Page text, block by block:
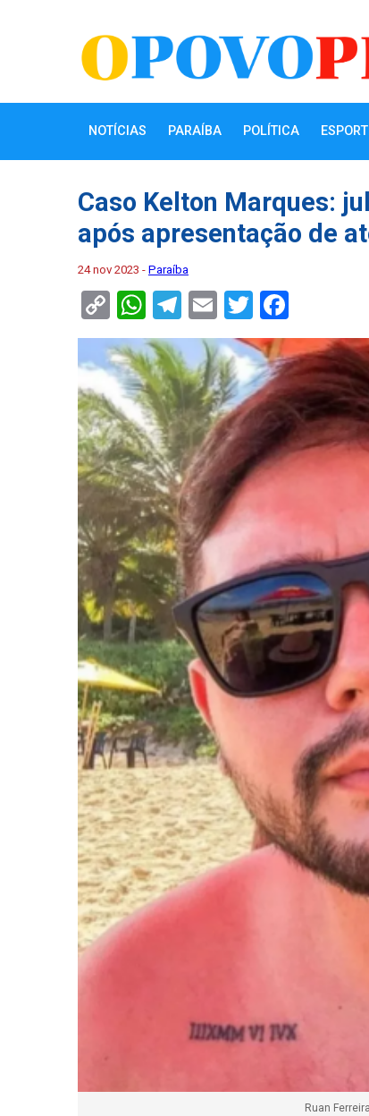
NOTÍCIAS PARAÍBA POLÍTICA
Caso Kelton Marques:
após apresentação de
24 nov 2023 - Paraíba
Copy
Link
WhatsApp
Telegram
EmailTwitter
Ruan